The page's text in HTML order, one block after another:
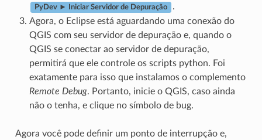
PyDev ► Iniciar Servidor de Depuração
.
Agora, o Eclipse está aguardando uma conexão do
QGIS com seu servidor de depuração e, quando o
QGIS se conectar ao servidor de depuração,
permitirá que ele controle os scripts python. Foi
exatamente para isso que instalamos o complemento
Remote Debug. Portanto, inicie o QGIS, caso ainda
não o tenha, e clique no símbolo de bug.
Agora você pode definir um ponto de interrupção e,